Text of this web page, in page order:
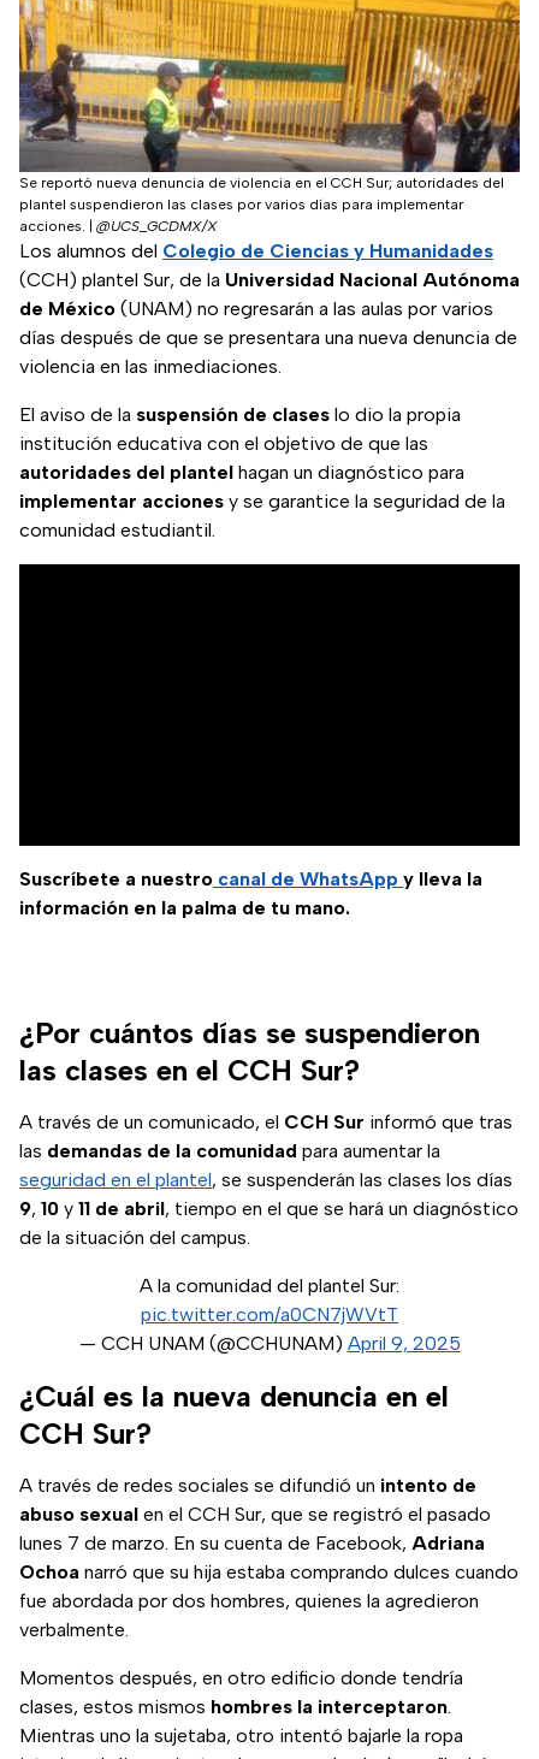
Se reportó nueva denuncia de violencia en el CCH Sur; autoridades del
plantel suspendieron las clases por varios días para implementar
acciones.
@UCS_GCDMX/X
Los alumnos del Colegio de Ciencias y Humanidades
(CCH) plantel Sur, de la Universidad Nacional Autónoma
de México (UNAM) no regresarán a las aulas por varios
días después de que se presentara una nueva denuncia de
violencia en las inmediaciones.
El aviso de la suspensión de clases lo dio la propia
institución educativa con el objetivo de que las
autoridades del plantel hagan un diagnóstico para
implementar acciones y se garantice la seguridad de la
comunidad estudiantil.
Suscríbete a nuestro canal de WhatsApp y lleva la
información en la palma de tu mano.
¿Por cuántos días se suspendieron
las clases en el CCH Sur?
A través de un comunicado, el CCH Sur informó que tras
las demandas de la comunidad para aumentar la
seguridad en el plantel, se suspenderán las clases los días
9, 10 y 11 de abril, tiempo en el que se hará un diagnóstico
de la situación del campus.
A la comunidad del plantel Sur:
pic.twitter.com/a0CN7jWVtT
— CCH UNAM (@CCHUNAM) April 9, 2025
¿Cuál es la nueva denuncia en el
CCH Sur?
A través de redes sociales se difundió un intento de
abuso sexual en el CCH Sur, que se registró el pasado
lunes 7 de marzo. En su cuenta de Facebook, Adriana
Ochoa narró que su hija estaba comprando dulces cuando
fue abordada por dos hombres, quienes la agredieron
verbalmente.
Momentos después, en otro edificio donde tendría
clases, estos mismos hombres la interceptaron.
Mientras uno la sujetaba, otro intentó bajarle la ropa